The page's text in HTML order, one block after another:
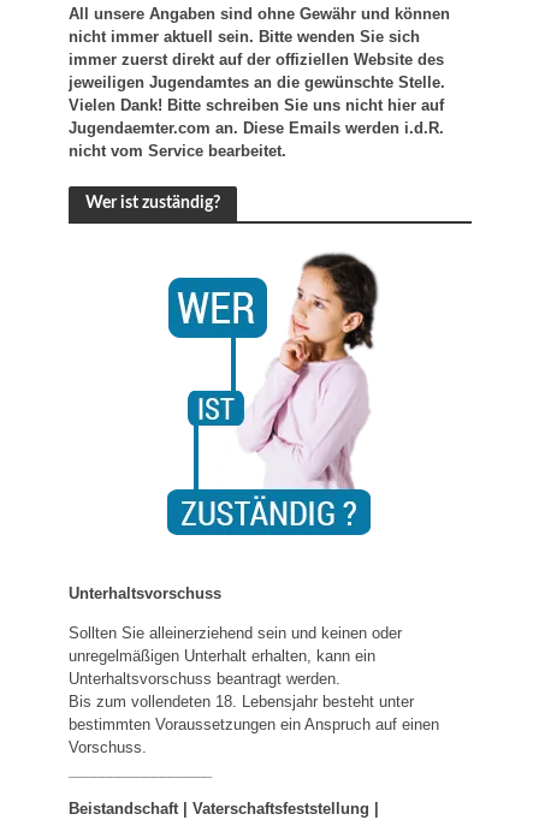
All unsere Angaben sind ohne Gewähr und können
nicht immer aktuell sein. Bitte wenden Sie sich
immer zuerst direkt auf der offiziellen Website des
jeweiligen Jugendamtes an die gewünschte Stelle.
Vielen Dank! Bitte schreiben Sie uns nicht hier auf
Jugendaemter.com an. Diese Emails werden i.d.R.
nicht vom Service bearbeitet.
Wer ist zuständig?
Unterhaltsvorschuss
Sollten Sie alleinerziehend sein und keinen oder
unregelmäßigen Unterhalt erhalten, kann ein
Unterhaltsvorschuss beantragt werden.
Bis zum vollendeten 18. Lebensjahr besteht unter
bestimmten Voraussetzungen ein Anspruch auf einen
Vorschuss.
Beistandschaft | Vaterschaftsfeststellung |